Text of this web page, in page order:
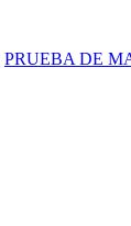
PRUEBA DE